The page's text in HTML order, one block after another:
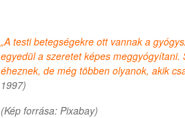
„A testi betegségekre ott vannak a
egyedül a szeretet képes
éheznek, de még többen olyanok, akik
1997)
(Kép forrása: Pixabay)